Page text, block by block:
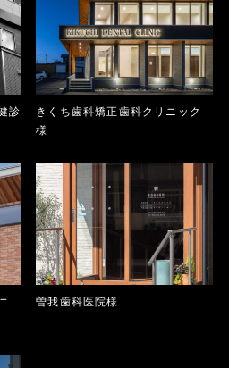
診
きくち歯科矯正歯科クリニック
様
曽我歯科医院様